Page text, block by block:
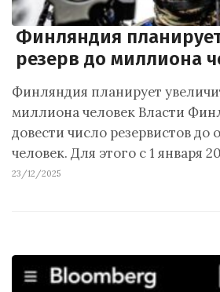
Финляндия
резерв до миллиона
Финляндия планирует
миллиона человек Власти
довести число резервистов
человек. Для этого с 1 января
23/12/2025